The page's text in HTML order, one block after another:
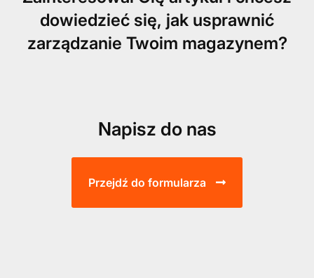
dowiedzieć się, jak usprawnić
zarządzanie Twoim magazynem?
Napisz do nas
Przejdź do formularza